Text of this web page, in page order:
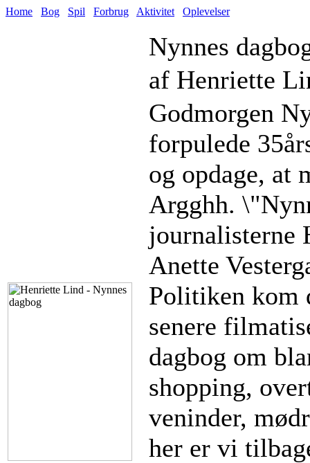
Home Bog Spil Forbrug Aktivitet Oplevelser
Nynnes
af Henriette
Godmorgen
forpulede
og opdage, at
Argghh.
journalisterne
Anette
Politiken kom
senere
dagbog om
shopping,
veninder,
her er vi